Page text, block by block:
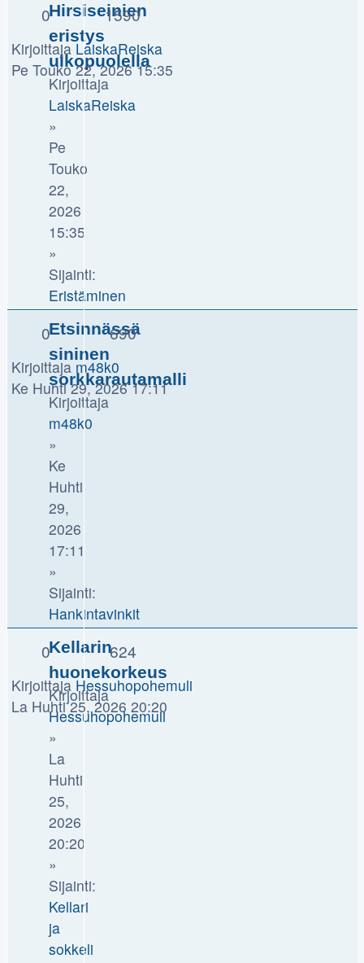
Hirsiseinien
eristys
ulkopuolella
Kirjoittaja
LaiskaReiska
»
Pe
Touko
22,
2026
15:35
»
Sijainti:
Eristäminen
0 1590
KirjoittajaLaiskaReiska
Pe Touko 22, 2026 15:35
Etsinnässä
sininen
sorkkarautamalli
Kirjoittaja
m48k0
»
Ke
Huhti
29,
2026
17:11
»
Sijainti:
Hankintavinkit
0 690
Kirjoittajam48k0
Ke Huhti 29, 2026 17:11
Kellarin
huonekorkeus
Kirjoittaja
Hessuhopohemuli
»
La
Huhti
25,
2026
20:20
»
Sijainti:
Kellari
ja
sokkeli
0 624
KirjoittajaHessuhopohemuli
La Huhti 25, 2026 20:20